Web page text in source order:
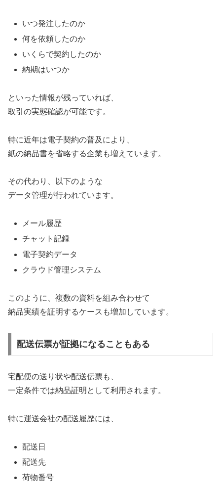
いつ発注したのか
何を依頼したのか
いくらで契約したのか
納期はいつか
といった情報が残っていれば、
取引の実態確認が可能です。
特に近年は電子契約の普及により、
紙の納品書を省略する企業も増えています。
その代わり、以下のような
データ管理が行われています。
メール履歴
チャット記録
電子契約データ
クラウド管理システム
このように、複数の資料を組み合わせて
納品実績を証明するケースも増加しています。
配送伝票が証拠になることもある
宅配便の送り状や配送伝票も、
一定条件では納品証明として利用されます。
特に運送会社の配送履歴には、
配送日
配送先
荷物番号